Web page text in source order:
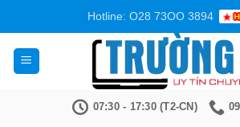
nội
dung
Hotline: O28 73OO 3894
07:30 - 17:30 (T2-CN)